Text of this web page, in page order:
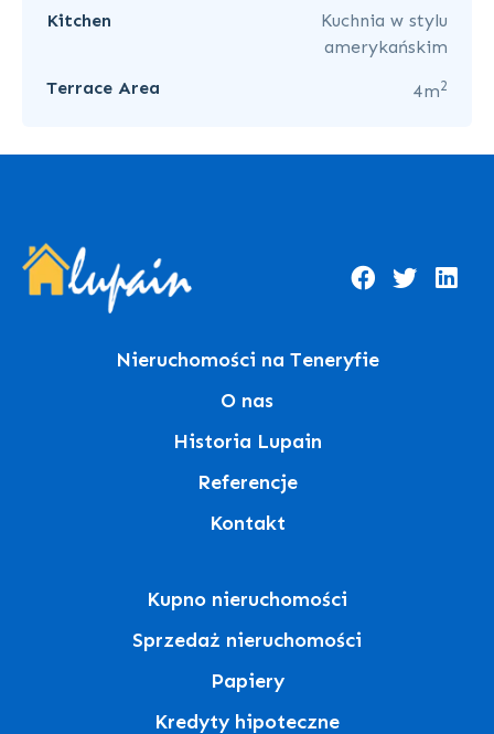
Kitchen
Kuchnia w stylu
amerykańskim
Terrace Area
4m2
Nieruchomości na Teneryfie
O nas
Historia Lupain
Referencje
Kontakt
Kupno nieruchomości
Sprzedaż nieruchomości
Papiery
Kredyty hipoteczne